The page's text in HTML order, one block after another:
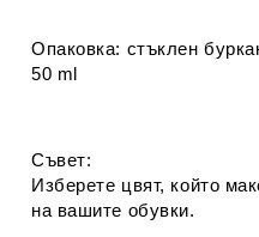
Опаковка: стъклен
50 ml
Съвет:
Изберете цвят, който
на вашите обувки.